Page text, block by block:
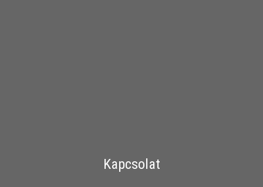
Kapcsolat